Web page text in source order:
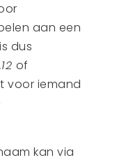
aan een
dus
of
voor iemand
kan via